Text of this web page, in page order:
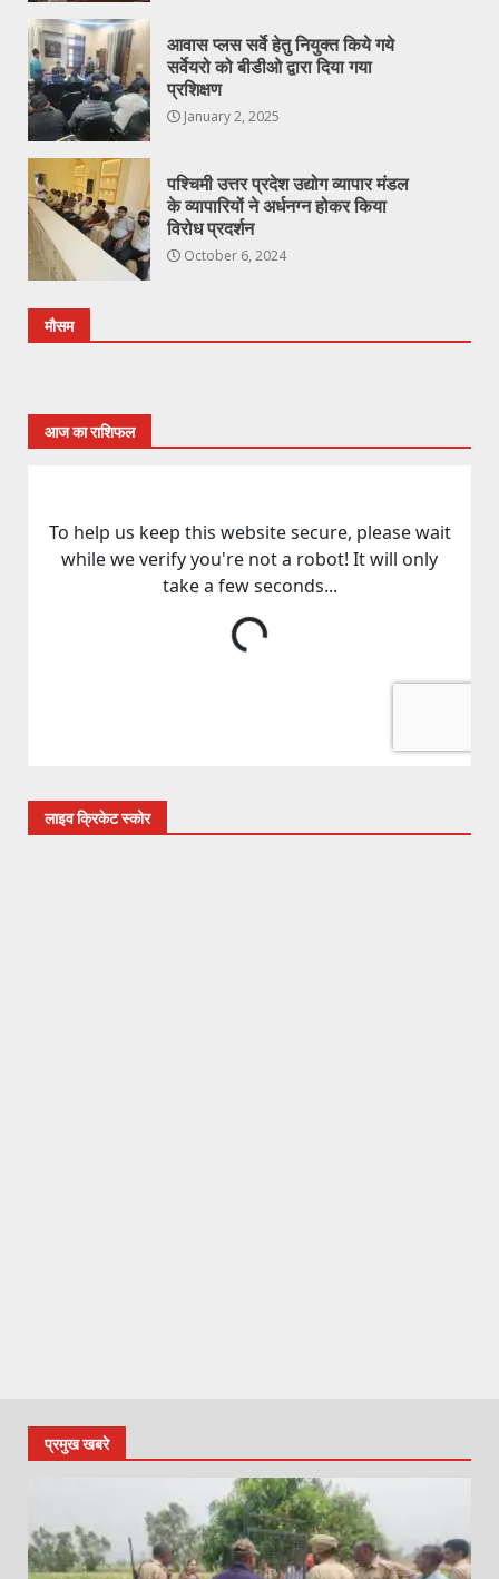
आवास प्लस सर्वे हेतु नियुक्त किये गये
सर्वेयरो को बीडीओ द्वारा दिया गया
प्रशिक्षण
January 2, 2025
पश्चिमी उत्तर प्रदेश उद्योग व्यापार मंडल
के व्यापारियों ने अर्धनग्न होकर किया
विरोध प्रदर्शन
October 6, 2024
मौसम
आज का राशिफल
लाइव क्रिकेट स्कोर
प्रमुख खबरे